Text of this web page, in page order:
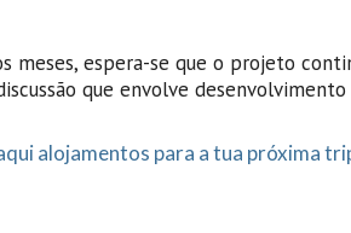
meses, espera-se que o projeto
que envolve
alojamentos para a tua próxima